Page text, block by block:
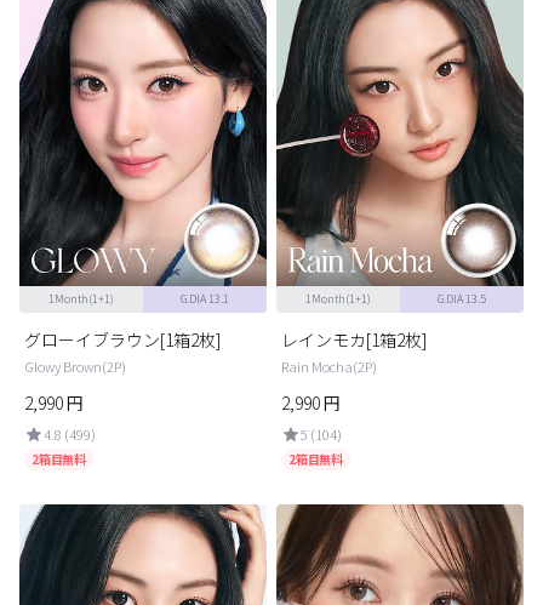
レビュー
EYEしてる
総合掲示板
カスタマーサービス
ショッピングガイド
アプリダウンロード
INSTAGRAM LINE
1Month(1+1) G.DIA 13.1
グローイブラウン[1箱2枚]
Glowy Brown(2P)
2,990円
4.8 (499)
2箱目無料
1Month(1+1) G.DIA 13.5
レインモカ[1箱2枚]
Rain Mocha(2P)
2,990円
5 (104)
2箱目無料